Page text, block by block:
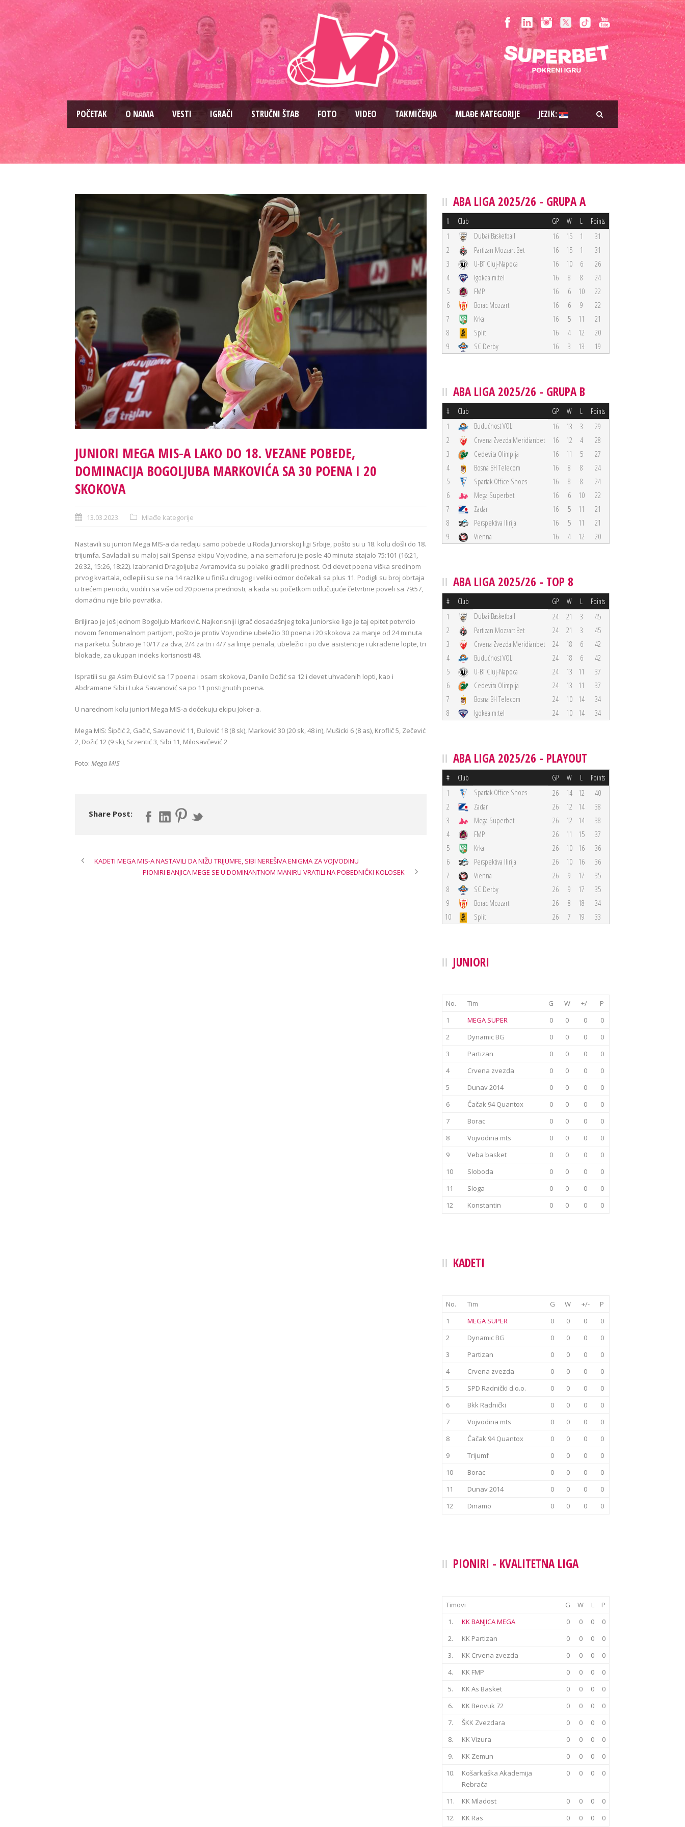
PОČETAK O NAMA VESTI IGRAČI STRUČNI ŠTAB FOTO VIDEO TAKMIČENJA MLAĐE KATEGORIJE JEZIK:
JUNIORI MEGA MIS-A LAKO DO 18. VEZANE POBEDE,
DOMINACIJA BOGOLJUBA MARKOVIĆA SA 30 POENA I 20
SKOKOVA
13.03.2023. Mlađe kategorije
Nastavili su juniori Mega MIS-a da ređaju samo pobede u Roda Juniorskoj ligi Srbije, pošto su u 18. kolu došli do 18.
trijumfa. Savladali su maloj sali Spensa ekipu Vojvodine, a na semaforu je posle 40 minuta stajalo 75:101 (16:21,
26:32, 15:26, 18:22). Izabranici Dragoljuba Avramovića su polako gradili prednost. Od devet poena viška sredinom
prvog kvartala, odlepili su se na 14 razlike u finišu drugog i veliki odmor dočekali sa plus 11. Podigli su broj obrtaja
u trećem periodu, vodili i sa više od 20 poena prednosti, a kada su početkom odlučujuće četvrtine poveli sa 79:57,
domaćinu nije bilo povratka.
Briljirao je još jednom Bogoljub Marković. Najkorisniji igrač dosadašnjeg toka Juniorske lige je taj epitet potvrdio
novom fenomenalnom partijom, pošto je protiv Vojvodine ubeležio 30 poena i 20 skokova za manje od 24 minuta
na parketu. Šutirao je 10/17 za dva, 2/4 za tri i 4/7 sa linije penala, ubeležio i po dve asistencije i ukradene lopte, tri
blokade, za ukupan indeks korisnosti 48.
Ispratili su ga Asim Đulović sa 17 poena i osam skokova, Danilo Dožić sa 12 i devet uhvaćenih lopti, kao i
Abdramane Sibi i Luka Savanović sa po 11 postignutih poena.
U narednom kolu juniori Mega MIS-a dočekuju ekipu Joker-a.
Mega MIS: Šipčić 2, Gačić, Savanović 11, Đulović 18 (8 sk), Marković 30 (20 sk, 48 in), Mušicki 6 (8 as), Kroflič 5, Zečević
2, Dožić 12 (9 sk), Srzentić 3, Sibi 11, Milosavčević 2
Foto: Mega MIS
Share Post:
KADETI MEGA MIS-A NASTAVILI DA NIŽU TRIJUMFE, SIBI NEREŠIVA ENIGMA ZA VOJVODINU
PIONIRI BANJICA MEGE SE U DOMINANTNOM MANIRU VRATILI NA POBEDNIČKI KOLOSEK
ABA LIGA 2025/26 - GRUPA A
# Club GP W L Points
1 Dubai Basketball 16 15 1
31
2
Partizan Mozzart Bet 16 15 1
31
3
U-BT Cluj-Napoca 16 10 6
26
4
Igokea m:tel 16 8 8
24
5
FMP 16 6 10
22
6
Borac Mozzart 16 6 9
22
7
Krka 16 5 11
21
8
Split 16 4 12
20
9
SC Derby 16 3 13 19
ABA LIGA 2025/26 - GRUPA B
# Club GP W L Points
1 Budućnost VOLI 16 13 3
29
2
Crvena Zvezda Meridianbet 16 12 4
28
3
Cedevita Olimpija 16 11 5
27
4
Bosna BH Telecom 16 8 8
24
5
Spartak Office Shoes 16 8 8
24
6
Mega Superbet 16 6 10
22
7
Zadar 16 5 11
21
8
Perspektiva Ilirija 16 5 11
21
9
Vienna 16 4 12 20
ABA LIGA 2025/26 - TOP 8
# Club GP W L Points
1 Dubai Basketball 24 21 3
45
2
Partizan Mozzart Bet 24 21 3
45
3
Crvena Zvezda Meridianbet 24 18 6
42
4
Budućnost VOLI 24 18 6
42
5
U-BT Cluj-Napoca 24 13 11
37
6
Cedevita Olimpija 24 13 11
37
7
Bosna BH Telecom 24 10 14
34
8
Igokea m:tel 24 10 14 34
ABA LIGA 2025/26 - PLAYOUT
# Club GP W L Points
1 Spartak Office Shoes 26 14 12
40
2
Zadar 26 12 14
38
3
Mega Superbet 26 12 14
38
4
FMP 26 11 15
37
5
Krka 26 10 16
36
6
Perspektiva Ilirija 26 10 16
36
7
Vienna 26 9 17
35
8
SC Derby 26 9 17
35
9
Borac Mozzart 26 8 18
34
10
Split 26 7 19 33
JUNIORI
No. Tim G W +/-
P
1
MEGA SUPER 0 0 0
0
2
Dynamic BG 0 0 0
0
3
Partizan 0 0 0
0
4
Crvena zvezda 0 0 0
0
5
Dunav 2014 0 0 0
0
6
Čačak 94 Quantox 0 0 0
0
7
Borac 0 0 0
0
8
Vojvodina mts 0 0 0
0
9
Veba basket 0 0 0
0
10
Sloboda 0 0 0
0
11
Sloga 0 0 0
0
12
Konstantin 0 0 0 0
KADETI
No. Tim G W +/-
P
1
MEGA SUPER 0 0 0
0
2
Dynamic BG 0 0 0
0
3
Partizan 0 0 0
0
4
Crvena zvezda 0 0 0
0
5
SPD Radnički d.o.o. 0 0 0
0
6
Bkk Radnički 0 0 0
0
7
Vojvodina mts 0 0 0
0
8
Čačak 94 Quantox 0 0 0
0
9
Trijumf 0 0 0
0
10
Borac 0 0 0
0
11
Dunav 2014 0 0 0
0
12
Dinamo 0 0 0 0
PIONIRI - KVALITETNA LIGA
Timovi G W L
P
1.
KK BANJICA MEGA 0 0 0
0
2.
KK Partizan 0 0 0
0
3.
KK Crvena zvezda 0 0 0
0
4.
KK FMP 0 0 0
0
5.
KK As Basket 0 0 0
0
6.
KK Beovuk 72 0 0 0
0
7.
ŠKK Zvezdara 0 0 0
0
8.
KK Vizura 0 0 0
0
9.
KK Zemun 0 0 0
0
10.
Košarkaška Akademija
Rebrača
0 0 0 0
11. KK Mladost 0 0 0
0
12.
KK Ras 0 0 0 0